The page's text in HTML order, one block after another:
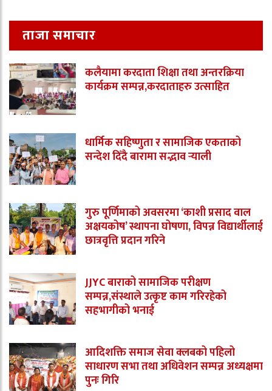
ताजा समाचार
कलैयामा करदाता शिक्षा तथा अन्तरक्रिया
कार्यक्रम सम्पन्न,करदाताहरु उत्साहित
धार्मिक सहिष्णुता र सामाजिक एकताको
सन्देश दिँदै बारामा सद्भाव र्‍याली
गुरु पूर्णिमाको अवसरमा ‘काशी प्रसाद वाल
अक्षयकोष’ स्थापना घोषणा, विपन्न विद्यार्थीलाई
छात्रवृत्ति प्रदान गरिने
JJYC बाराको सामाजिक परीक्षण
सम्पन्न,संस्थाले उत्कृष्ट काम गरिरहेको
सहभागीको भनाई
आदिशक्ति समाज सेवा क्लबको पहिलो
साधारण सभा तथा अधिवेशन सम्पन्न अध्यक्षमा
पुनः गिरि